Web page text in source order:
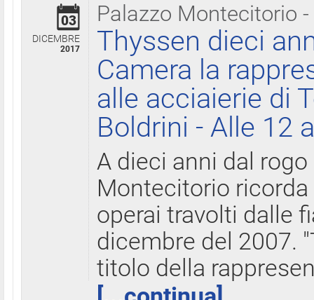
Palazzo Montecitorio
03
DICEMBRE
2017
Thyssen dieci
Camera la
alle acciaierie di
Boldrini - Alle 12
A dieci anni dal
Montecitorio
operai travolti dalle
dicembre del 2007.
titolo della